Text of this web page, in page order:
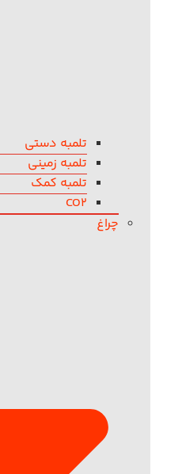
تلمبه دستی
تلمبه زمینی
تلمبه کمک
CO2
چراغ